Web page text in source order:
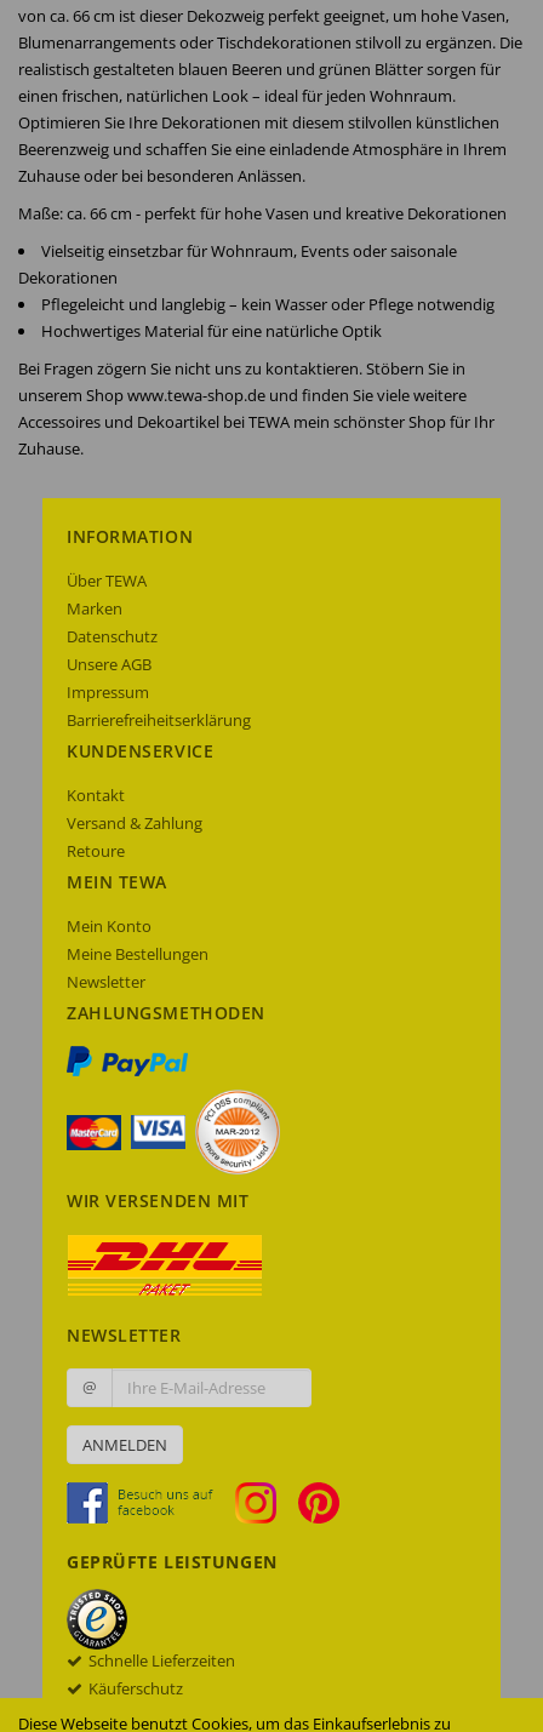
Diese Webseite benutzt Cookies, um das Einkaufserlebnis zu
von ca. 66 cm ist dieser Dekozweig perfekt geeignet, um hohe Vasen,
Blumenarrangements oder Tischdekorationen stilvoll zu ergänzen. Die
realistisch gestalteten blauen Beeren und grünen Blätter sorgen für
einen frischen, natürlichen Look – ideal für jeden Wohnraum.
Optimieren Sie Ihre Dekorationen mit diesem stilvollen künstlichen
Beerenzweig und schaffen Sie eine einladende Atmosphäre in Ihrem
Zuhause oder bei besonderen Anlässen.
Maße: ca. 66 cm - perfekt für hohe Vasen und kreative Dekorationen
Vielseitig einsetzbar für Wohnraum, Events oder saisonale
Dekorationen
Pflegeleicht und langlebig – kein Wasser oder Pflege notwendig
Hochwertiges Material für eine natürliche Optik
Bei Fragen zögern Sie nicht uns zu kontaktieren. Stöbern Sie in
unserem Shop www.tewa-shop.de und finden Sie viele weitere
Accessoires und Dekoartikel bei TEWA mein schönster Shop für Ihr
Zuhause.
INFORMATION
Über TEWA
Marken
Datenschutz
Unsere AGB
Impressum
Barrierefreiheitserklärung
KUNDENSERVICE
Kontakt
Versand & Zahlung
Retoure
MEIN TEWA
Mein Konto
Meine Bestellungen
Newsletter
ZAHLUNGSMETHODEN
WIR VERSENDEN MIT
NEWSLETTER
@
ANMELDEN
GEPRÜFTE LEISTUNGEN
Schnelle Lieferzeiten
Käuferschutz
Datenschutz